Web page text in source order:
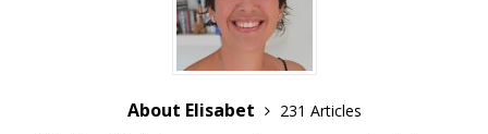
About Elisabet
231 Articles